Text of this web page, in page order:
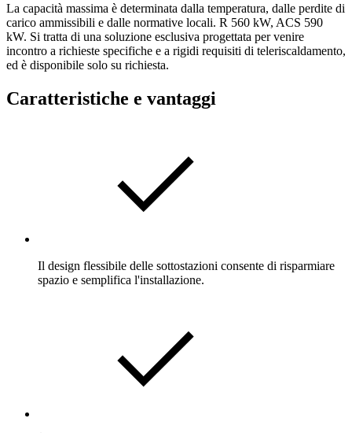
La capacità massima è determinata dalla temperatura, dalle perdite di
carico ammissibili e dalle normative locali. R 560 kW, ACS 590
kW. Si tratta di una soluzione esclusiva progettata per venire
incontro a richieste specifiche e a rigidi requisiti di teleriscaldamento,
ed è disponibile solo su richiesta.
Caratteristiche e vantaggi
Il design flessibile delle sottostazioni consente di risparmiare
spazio e semplifica l'installazione.